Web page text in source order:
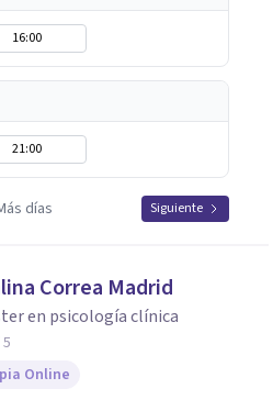
16:00
21:00
días Siguiente
Correa Madrid
en psicología clínica
Online